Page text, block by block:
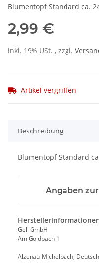
Blumentopf Standard ca.
2,99 €
inkl. 19% USt. , zzgl.
Artikel vergriffen
Beschreibung
Blumentopf Standard
Angaben
Geli GmbH
Am Goldbach 1
Alzenau-Michelbach,